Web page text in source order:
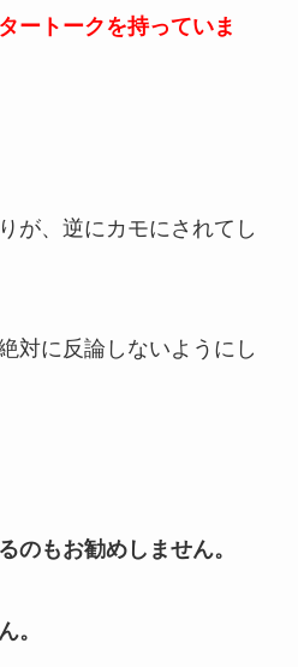
ートークを持っていま
が、逆にカモにされてし
対に反論しないようにし
のもお勧めしません。
。